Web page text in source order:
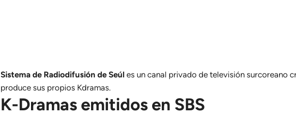
Sistema de Radiodifusión de Seúl es un canal privado de televisión surcoreano
produce sus propios Kdramas.
K-Dramas emitidos en SBS